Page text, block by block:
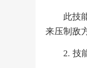
此技
来压制敌
2. 技